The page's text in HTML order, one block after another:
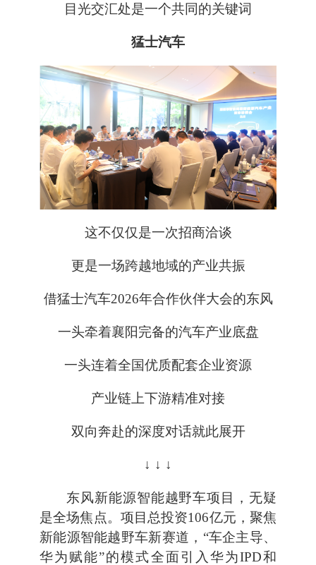
目光交汇处是一个共同的关键词
猛士汽车
这不仅仅是一次招商洽谈
更是一场跨越地域的产业共振
借猛士汽车2026年合作伙伴大会的东风
一头牵着襄阳完备的汽车产业底盘
一头连着全国优质配套企业资源
产业链上下游精准对接
双向奔赴的深度对话就此展开
↓ ↓ ↓
东风新能源智能越野车项目，无疑
是全场焦点。项目总投资106亿元，聚焦
新能源智能越野车新赛道，“车企主导、
华为赋能”的模式全面引入华为IPD和